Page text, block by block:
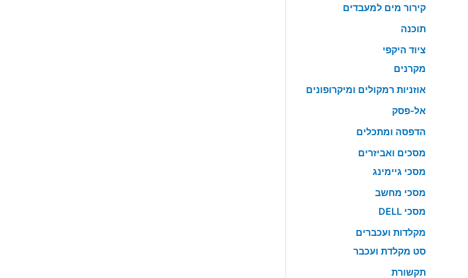
קירור מים למעבדים
תוכנה
ציוד היקפי
מקרנים
אוזניות רמקולים ומיקרופונים
אל-פסק
הדפסה ומתכלים
מסכים ואביזרים
מסכי גיימינג
מסכי מחשב
מסכי DELL
מקלדות ועכברים
סט מקלדת ועכבר
תקשורת